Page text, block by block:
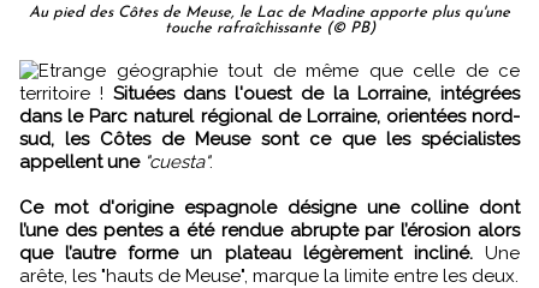
Au pied des Côtes de Meuse, le Lac de Madine apporte plus qu'une
touche rafraîchissante (© PB)
Etrange géographie tout de même que celle de ce
territoire ! Situées dans l'ouest de la Lorraine, intégrées
dans le Parc naturel régional de Lorraine, orientées nord-
sud, les Côtes de Meuse sont ce que les spécialistes
appellent une "cuesta".
Ce mot d'origine espagnole désigne une colline dont
l’une des pentes a été rendue abrupte par l’érosion alors
que l’autre forme un plateau légèrement incliné.Une
arête, les "hauts de Meuse", marque la limite entre les deux.